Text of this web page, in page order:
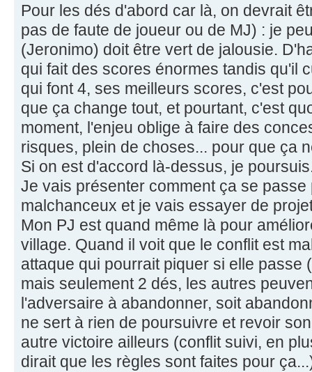
Pour les dés d'abord car là, on devrait
pas de faute de joueur ou de MJ) : je
(Jeronimo) doit être vert de jalousie.
qui fait des scores énormes tandis qu'il
qui font 4, ses meilleurs scores, c'est
que ça change tout, et pourtant, c'est
moment, l'enjeu oblige à faire des
risques, plein de choses... pour que ça
Si on est d'accord là-dessus, je
Je vais présenter comment ça se passe
malchanceux et je vais essayer de
Mon PJ est quand même là pour
village. Quand il voit que le conflit est
attaque qui pourrait piquer si elle passe
mais seulement 2 dés, les autres
l'adversaire à abandonner, soit
ne sert à rien de poursuivre et revoir
autre victoire ailleurs (conflit suivi, en
dirait que les règles sont faites pour